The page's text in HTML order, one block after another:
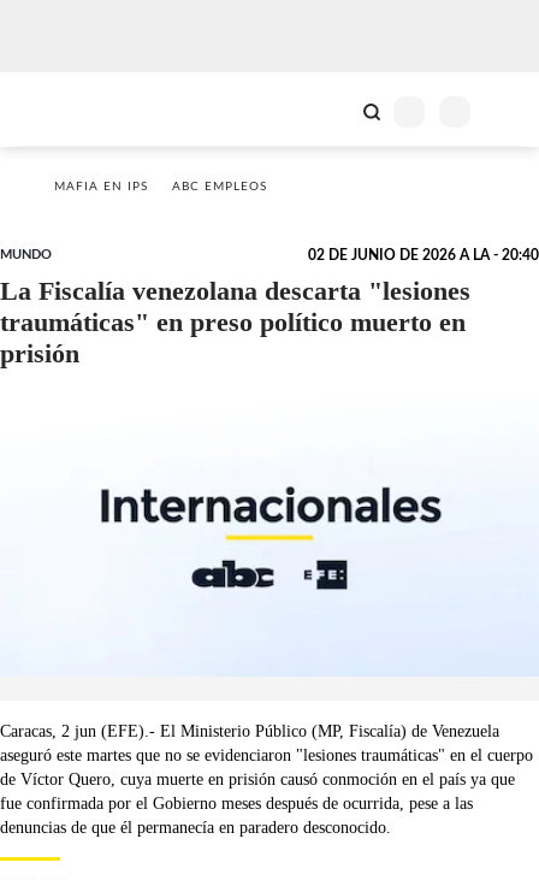
MAFIA EN IPS ABC EMPLEOS
MUNDO 02 DE JUNIO DE 2026 A LA - 20:40
La Fiscalía venezolana descarta "lesiones
traumáticas" en preso político muerto en
prisión
Caracas, 2 jun (EFE).- El Ministerio Público (MP, Fiscalía) de Venezuela
aseguró este martes que no se evidenciaron "lesiones traumáticas" en el cuerpo
de Víctor Quero, cuya muerte en prisión causó conmoción en el país ya que
fue confirmada por el Gobierno meses después de ocurrida, pese a las
denuncias de que él permanecía en paradero desconocido.